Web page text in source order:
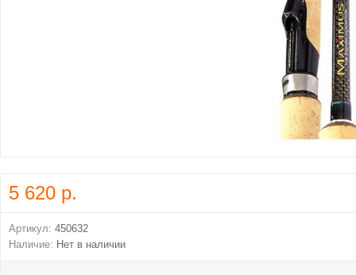
5 620 р.
Артикул: 450632
Наличие: Нет в наличии